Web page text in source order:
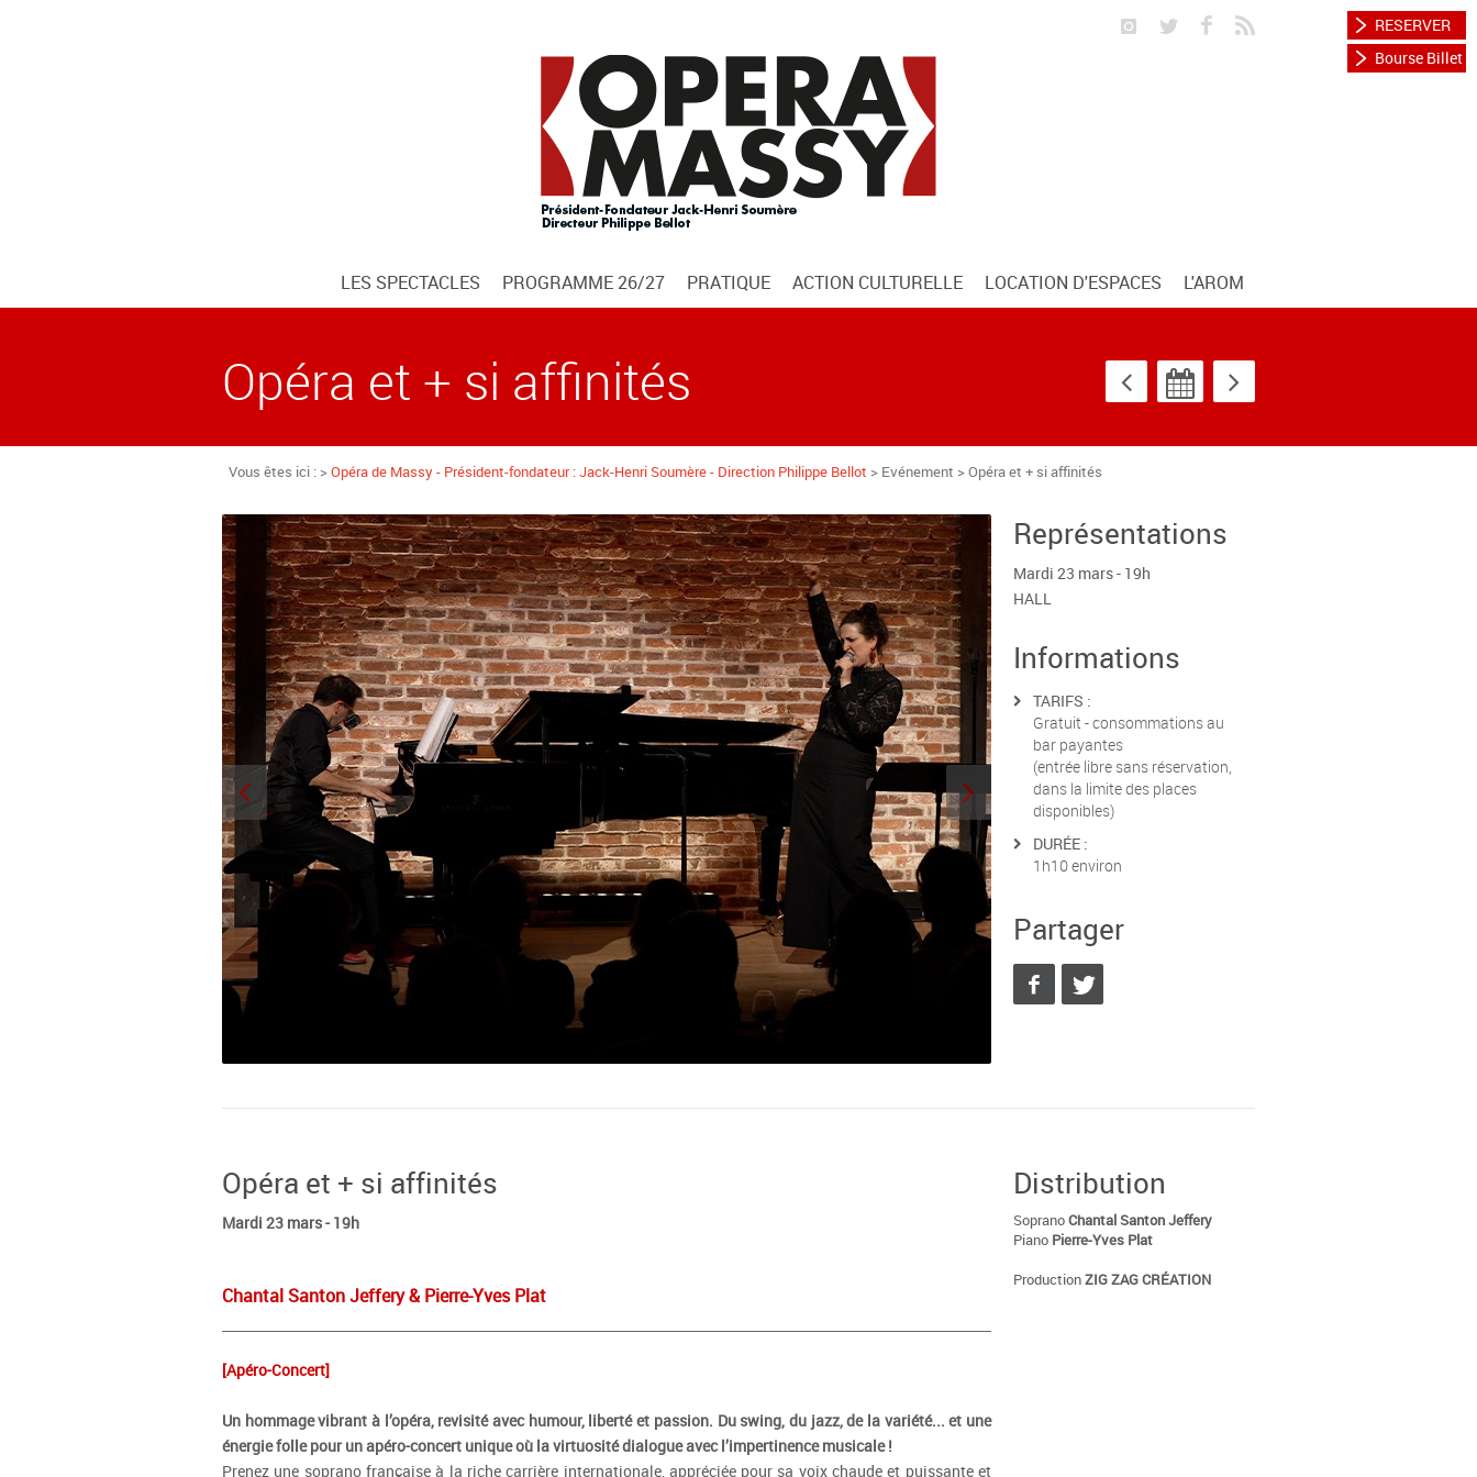
RESERVER
Bourse Billet
LES SPECTACLES PROGRAMME 26/27 PRATIQUE ACTION CULTURELLE LOCATION D'ESPACES L'AROM
Opéra et + si affinités
Vous êtes ici : >Opéra de Massy - Président-fondateur : Jack-Henri Soumère - Direction Philippe Bellot > Evénement > Opéra et + si affinités
Représentations
Mardi 23 mars - 19h
HALL
Informations
TARIFS :
Gratuit - consommations au
bar payantes
(entrée libre sans réservation,
dans la limite des places
disponibles)
DURÉE :
1h10 environ
Partager
Opéra et + si affinités
Mardi 23 mars - 19h
Chantal Santon Jeffery & Pierre-Yves Plat
[Apéro-Concert]
Un hommage vibrant à l’opéra, revisité avec humour, liberté et passion. Du swing, du jazz, de la variété... et une
énergie folle pour un apéro-concert unique où la virtuosité dialogue avec l’impertinence musicale !
Prenez une soprano française à la riche carrière internationale, appréciée pour sa voix chaude et puissante et
Distribution
SopranoChantal Santon Jeffery
Piano Pierre-Yves Plat
ProductionZIG ZAG CRÉATION